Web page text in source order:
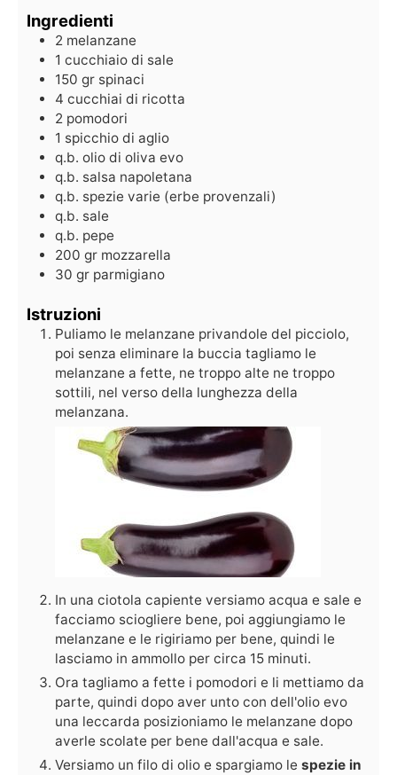
Ingredienti
2 melanzane
1 cucchiaio di sale
150 gr spinaci
4 cucchiai di ricotta
2 pomodori
1 spicchio di aglio
q.b. olio di oliva evo
q.b. salsa napoletana
q.b. spezie varie (erbe provenzali)
q.b. sale
q.b. pepe
200 gr mozzarella
30 gr parmigiano
Istruzioni
Puliamo le melanzane privandole del picciolo,
poi senza eliminare la buccia tagliamo le
melanzane a fette, ne troppo alte ne troppo
sottili, nel verso della lunghezza della
melanzana.
In una ciotola capiente versiamo acqua e sale e
facciamo sciogliere bene, poi aggiungiamo le
melanzane e le rigiriamo per bene, quindi le
lasciamo in ammollo per circa 15 minuti.
Ora tagliamo a fette i pomodori e li mettiamo da
parte, quindi dopo aver unto con dell'olio evo
una leccarda posizioniamo le melanzane dopo
averle scolate per bene dall'acqua e sale.
Versiamo un filo di olio e spargiamo le spezie in